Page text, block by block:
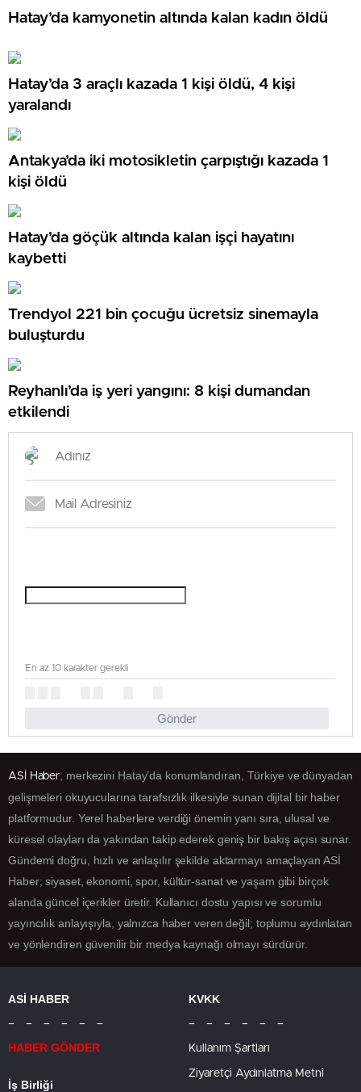
Hatay’da kamyonetin altında kalan kadın öldü
Hatay’da 3 araçlı kazada 1 kişi öldü, 4 kişi
yaralandı
Antakya’da iki motosikletin çarpıştığı kazada 1
kişi öldü
Hatay’da göçük altında kalan işçi hayatını
kaybetti
Trendyol 221 bin çocuğu ücretsiz sinemayla
buluşturdu
Reyhanlı’da iş yeri yangını: 8 kişi dumandan
etkilendi
Gönder
En az 10 karakter gerekli
ASİ Haber , merkezini Hatay’da konumlandıran, Türkiye ve dünyadan
gelişmeleri okuyucularına tarafsızlık ilkesiyle sunan dijital bir haber
platformudur. Yerel haberlere verdiği önemin yanı sıra, ulusal ve
küresel olayları da yakından takip ederek geniş bir bakış açısı sunar.
Gündemi doğru, hızlı ve anlaşılır şekilde aktarmayı amaçlayan ASİ
Haber; siyaset, ekonomi, spor, kültür-sanat ve yaşam gibi birçok
alanda güncel içerikler üretir. Kullanıcı dostu yapısı ve sorumlu
yayıncılık anlayışıyla, yalnızca haber veren değil; toplumu aydınlatan
ve yönlendiren güvenilir bir medya kaynağı olmayı sürdürür.
ASİ HABER
– – – – – –
HABER GÖNDER
İş Birliği
KVKK
– – – – – –
Kullanım Şartları
Ziyaretçi Aydınlatma Metni